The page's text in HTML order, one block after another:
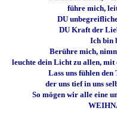
führe mich,
DU
DU Kraft der
Ich bin
Berühre mich,
leuchte dein Licht zu allen,
Lass uns fühlen
der uns tief in uns
So mögen wir alle eine